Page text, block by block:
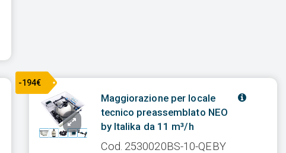
-194€
Maggiorazione per locale
tecnico preassemblato NEO
by Italika da 11 m³/h
Cod. 2530020BS-10-QEBY